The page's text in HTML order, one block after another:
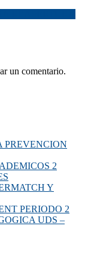
un comentario.
PREVENCION
2
Y
PERIODO 2
UDS –